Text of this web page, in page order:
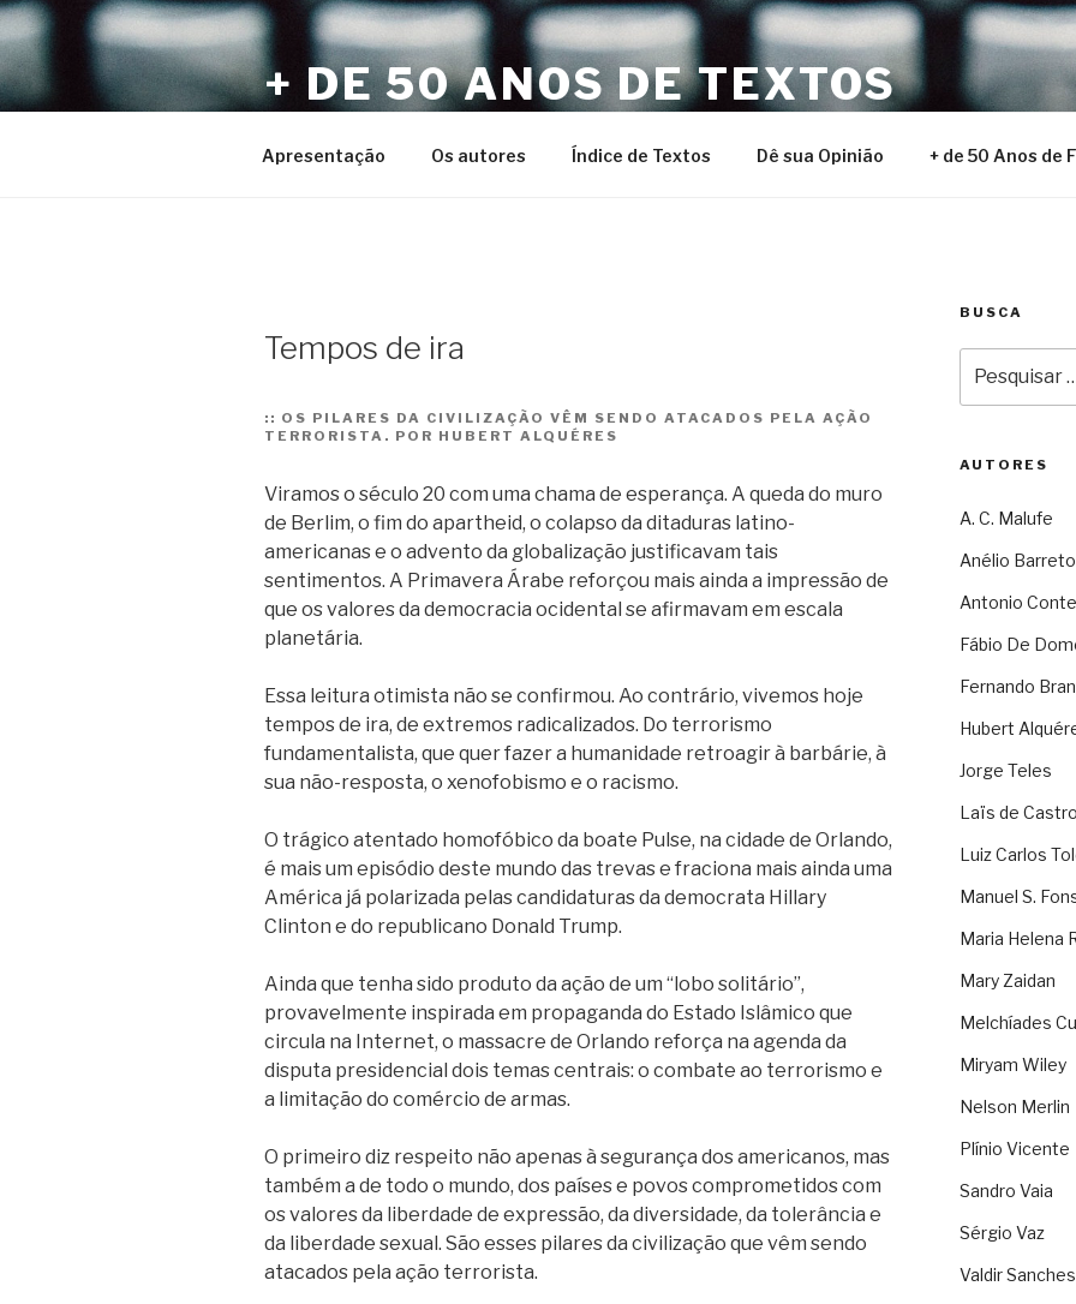
Pular
para
o
conteúdo
+ DE 50 ANOS DE TEXTOS
Apresentação Os autores Índice de Textos Dê sua Opinião + de 50 Anos de
Tempos de ira
:: OS PILARES DA CIVILIZAÇÃO VÊM SENDO ATACADOS PELA AÇÃO
TERRORISTA. POR HUBERT ALQUÉRES
Viramos o século 20 com uma chama de esperança. A queda do muro
de Berlim, o fim do apartheid, o colapso da ditaduras latino-
americanas e o advento da globalização justificavam tais
sentimentos. A Primavera Árabe reforçou mais ainda a impressão de
que os valores da democracia ocidental se afirmavam em escala
planetária.
Essa leitura otimista não se confirmou. Ao contrário, vivemos hoje
tempos de ira, de extremos radicalizados. Do terrorismo
fundamentalista, que quer fazer a humanidade retroagir à barbárie, à
sua não-resposta, o xenofobismo e o racismo.
O trágico atentado homofóbico da boate Pulse, na cidade de Orlando,
é mais um episódio deste mundo das trevas e fraciona mais ainda uma
América já polarizada pelas candidaturas da democrata Hillary
Clinton e do republicano Donald Trump.
Ainda que tenha sido produto da ação de um “lobo solitário”,
provavelmente inspirada em propaganda do Estado Islâmico que
circula na Internet, o massacre de Orlando reforça na agenda da
disputa presidencial dois temas centrais: o combate ao terrorismo e
a limitação do comércio de armas.
O primeiro diz respeito não apenas à segurança dos americanos, mas
também a de todo o mundo, dos países e povos comprometidos com
os valores da liberdade de expressão, da diversidade, da tolerância e
da liberdade sexual. São esses pilares da civilização que vêm sendo
atacados pela ação terrorista.
BUSCA
por:
AUTORES
A. C. Malufe
Anélio Barreto
Antonio
Fábio De
Fernando
Hubert
Jorge Teles
Laïs de Castro
Luiz Carlos
Manuel S.
Maria Helena
Mary Zaidan
Melchíades
Miryam Wiley
Nelson Merlin
Plínio Vicente
Sandro Vaia
Sérgio Vaz
Valdir Sanches